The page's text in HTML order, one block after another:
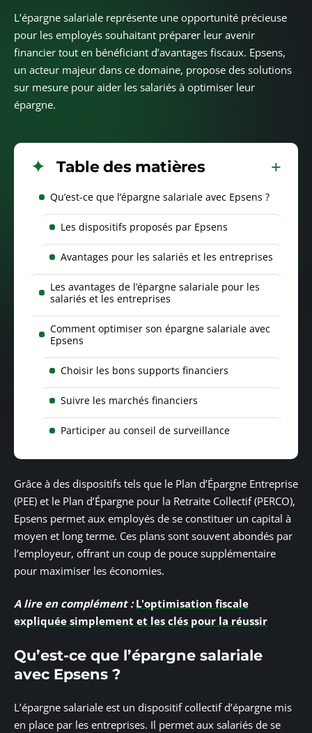
L’épargne salariale représente une opportunité précieuse
pour les employés souhaitant préparer leur avenir
financier tout en bénéficiant d’avantages fiscaux. Epsens,
un acteur majeur dans ce domaine, propose des solutions
sur mesure pour aider les salariés à optimiser leur
épargne.
Table des matières
Qu’est-ce que l’épargne salariale avec Epsens ?
Les dispositifs proposés par Epsens
Avantages pour les salariés et les entreprises
Les avantages de l’épargne salariale pour les
salariés et les entreprises
Comment optimiser son épargne salariale avec
Epsens
Choisir les bons supports financiers
Suivre les marchés financiers
Participer au conseil de surveillance
Grâce à des dispositifs tels que le Plan d’Épargne Entreprise
(PEE) et le Plan d’Épargne pour la Retraite Collectif (PERCO),
Epsens permet aux employés de se constituer un capital à
moyen et long terme. Ces plans sont souvent abondés par
l’employeur, offrant un coup de pouce supplémentaire
pour maximiser les économies.
A lire en complément : L'optimisation fiscale
expliquée simplement et les clés pour la réussir
Qu’est-ce que l’épargne salariale
avec Epsens ?
L’épargne salariale est un dispositif collectif d’épargne mis
en place par les entreprises. Il permet aux salariés de se